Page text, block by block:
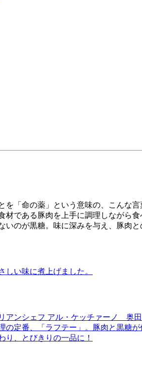
を「命の薬」という意味の、こん
材である豚肉を上手に調理しながら
いのが黒糖。味に深みを与え、豚肉
しい味に煮上げました。
アンシェフ アル・ケッチァーノ 奥
の定番、「ラフテー」。豚肉と黒糖
り、とびきりの一品に！